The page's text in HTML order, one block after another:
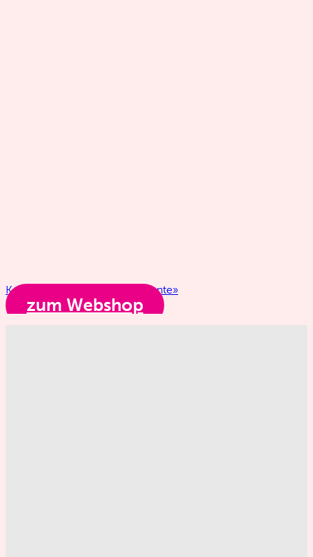
Kochbuch «Besondere Momente»
zum Webshop